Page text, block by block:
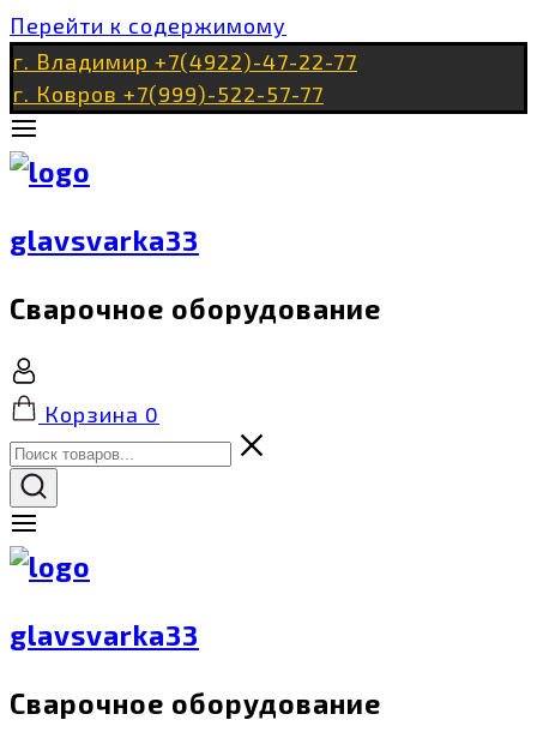
Перейти к содержимому
г. Владимир +7(4922)-47-22-77
г. Ковров +7(999)-522-57-77
glavsvarka33
Сварочное оборудование
Корзина 0
glavsvarka33
Сварочное оборудование